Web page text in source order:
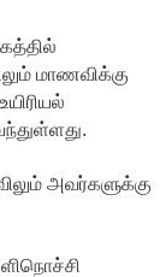
மாணவிக்கு
அவர்களுக்கு